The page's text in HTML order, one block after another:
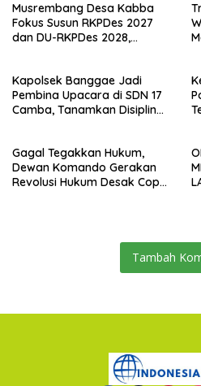
Musrembang Desa Kabba
Fokus Susun RKPDes 2027
dan DU-RKPDes 2028,
Berkelanjutan
Kapolsek Banggae Jadi
Pembina Upacara di SDN 17
Camba, Tanamkan Disiplin
Gagal Tegakkan Hukum,
Dewan Komando Gerakan
Revolusi Hukum Desak Copot
Tambah